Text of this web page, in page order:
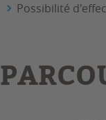
Possibilité